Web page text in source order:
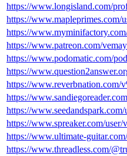
https://www.longisland.com/
https://www.mapleprimes.com/
https://
https://www.patreon.com/
https://www.podomatic.com/
https://
https://
https://
https://
https://www.spreaker.com/user/
https://www.ultimate-
https://www.threadless.com/